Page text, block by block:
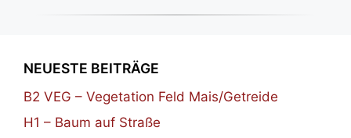
NEUESTE BEITRÄGE
B2 VEG – Vegetation Feld Mais/Getreide
H1 – Baum auf Straße